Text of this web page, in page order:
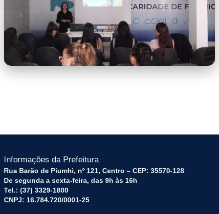
Informações da Prefeitura
Rua Barão de Piumhi, nº 121, Centro – CEP: 35570-128
De segunda a sexta-feira, das 9h às 16h
Tel.: (37) 3329-1800
CNPJ: 16.784.720/0001-25